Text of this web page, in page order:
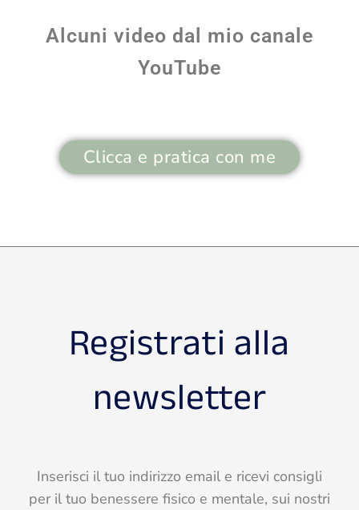
Alcuni video dal mio canale
YouTube
Clicca e pratica con me
Registrati alla
newsletter
Inserisci il tuo indirizzo email e ricevi consigli
per il tuo benessere fisico e mentale, sui nostri